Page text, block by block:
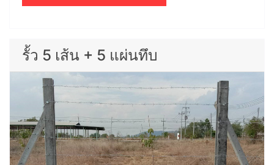
รั้ว 5 เส้น + 5 แผ่นทึบ